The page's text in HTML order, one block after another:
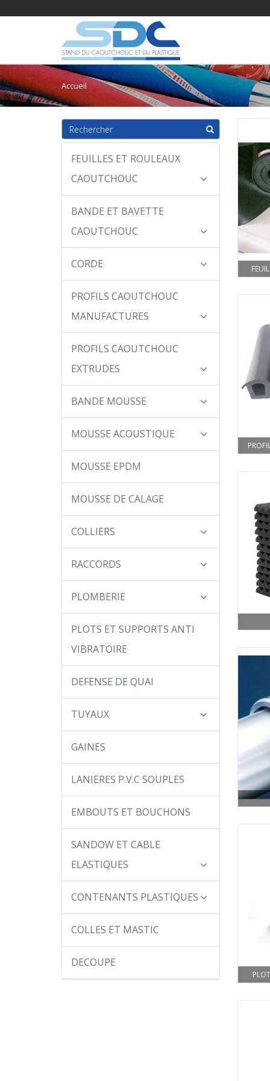
Accueil
FEUILLES ET ROULEAUX
CAOUTCHOUC
BANDE ET BAVETTE
CAOUTCHOUC
CORDE
PROFILS CAOUTCHOUC
MANUFACTURES
PROFILS CAOUTCHOUC
EXTRUDES
BANDE MOUSSE
MOUSSE ACOUSTIQUE
MOUSSE EPDM
MOUSSE DE CALAGE
COLLIERS
RACCORDS
PLOMBERIE
PLOTS ET SUPPORTS ANTI
VIBRATOIRE
DEFENSE DE QUAI
TUYAUX
GAINES
LANIERES P.V.C SOUPLES
EMBOUTS ET BOUCHONS
SANDOW ET CABLE
ELASTIQUES
CONTENANTS PLASTIQUES
COLLES ET MASTIC
DECOUPE